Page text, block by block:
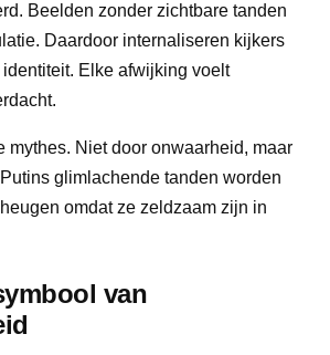
Beelden zonder zichtbare tanden
Daardoor internaliseren kijkers
Elke afwijking voelt
mythes. Niet door onwaarheid, maar
glimlachende tanden worden
omdat ze zeldzaam zijn in
van